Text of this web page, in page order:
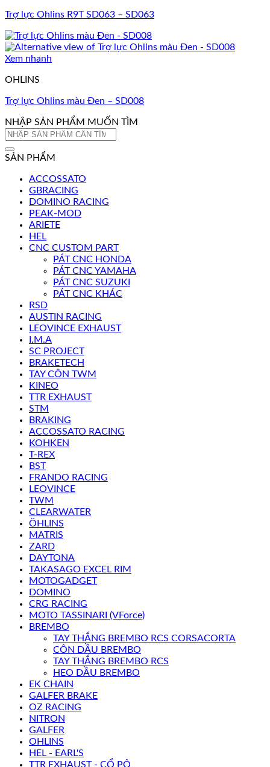
Trợ lực Ohlins R9T SD063 – SD063
Xem nhanh
OHLINS
Trợ lực Ohlins màu Đen – SD008
NHẬP SẢN PHẨM MUỐN TÌM
Tìm
SẢN PHẨM
ACCOSSATO
GBRACING
DOMINO RACING
PEAK-MOD
ARIETE
HEL
CNC CUSTOM PART
PÁT CNC HONDA
PÁT CNC YAMAHA
PÁT CNC SUZUKI
PÁT CNC KHÁC
RSD
AUSTIN RACING
LEOVINCE EXHAUST
I.M.A
SC PROJECT
BRAKETECH
TAY CÔN TWM
KINEO
TTR EXHAUST
STM
BRAKING
ACCOSSATO RACING
KOHKEN
T-REX
BST
FRANDO RACING
LEOVINCE
TWM
CLEARWATER
ÖHLINS
MATRIS
ZARD
DAYTONA
TAKASAGO EXCEL RIM
MOTOGADGET
DOMINO
CRG RACING
MOTO TASSINARI (VForce)
BREMBO
TAY THẮNG BREMBO RCS CORSACORTA
CÔN DẦU BREMBO
TAY THẮNG BREMBO RCS
HEO DẦU BREMBO
EK CHAIN
GALFER BRAKE
OZ RACING
NITRON
GALFER
OHLINS
HEL - EARL'S
TTR EXHAUST - CỔ PÔ